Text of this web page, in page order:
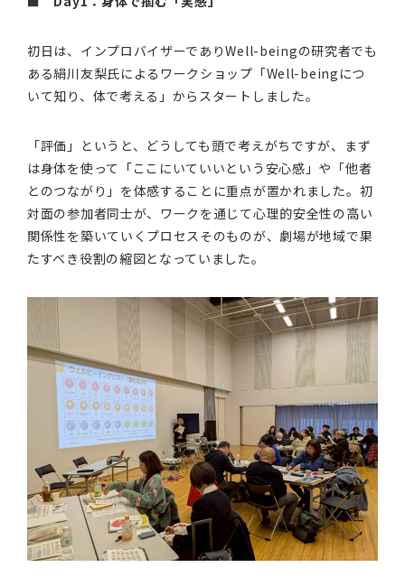
初日は、インプロバイザーでありWell-beingの研究者でも
ある絹川友梨氏によるワークショップ「Well-beingにつ
いて知り、体で考える」からスタートしました。
「評価」というと、どうしても頭で考えがちですが、まず
は身体を使って「ここにいていいという安心感」や「他者
とのつながり」を体感することに重点が置かれました。初
対面の参加者同士が、ワークを通じて心理的安全性の高い
関係性を築いていくプロセスそのものが、劇場が地域で果
たすべき役割の縮図となっていました。